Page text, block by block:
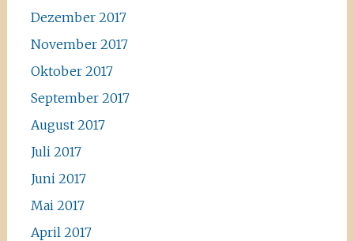
Dezember 2017
November 2017
Oktober 2017
September 2017
August 2017
Juli 2017
Juni 2017
Mai 2017
April 2017